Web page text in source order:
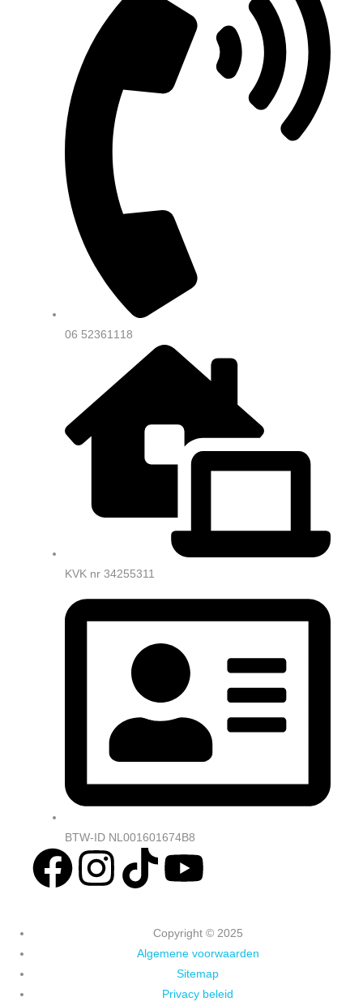
06 52361118
KVK nr 34255311
BTW-ID NL001601674B8
Copyright © 2025
Algemene voorwaarden
Sitemap
Privacy beleid